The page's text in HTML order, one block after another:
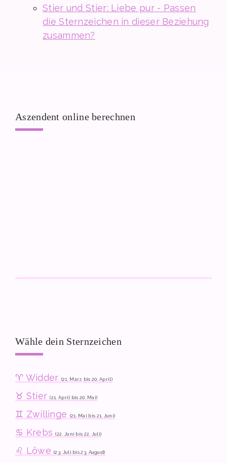
Stier und Stier: Liebe pur - Passen
die Sternzeichen in dieser Beziehung
zusammen?
Aszendent online berechnen
Wähle dein Sternzeichen
♈ Widder (21. März bis 20. April)
♉ Stier(21. April bis 20. Mai)
♊ Zwillinge (21. Mai bis 21. Juni)
♋ Krebs(22. Juni bis 22. Juli)
♌ Löwe(23. Juli bis 23. August)